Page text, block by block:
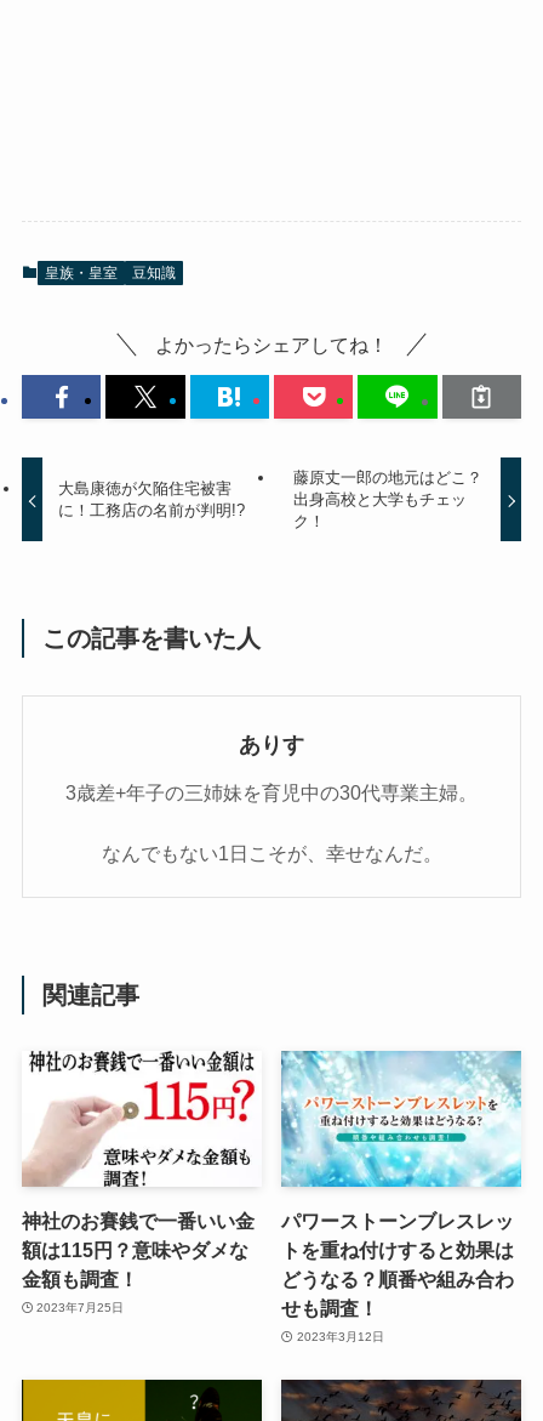
皇族・皇室 豆知識
よかったらシェアしてね！
大島康徳が欠陥住宅被害
に！工務店の名前が判明!?
藤原丈一郎の地元はどこ？
出身高校と大学もチェッ
ク！
この記事を書いた人
ありす
3歳差+年子の三姉妹を育児中の30代専業主婦。
なんでもない1日こそが、幸せなんだ。
関連記事
神社のお賽銭で一番いい金
額は115円？意味やダメな
金額も調査！
2023年7月25日
パワーストーンブレスレッ
トを重ね付けすると効果は
どうなる？順番や組み合わ
せも調査！
2023年3月12日